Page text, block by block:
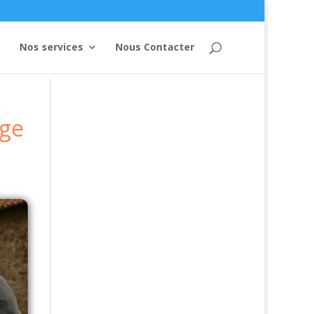
Nos services Nous Contacter